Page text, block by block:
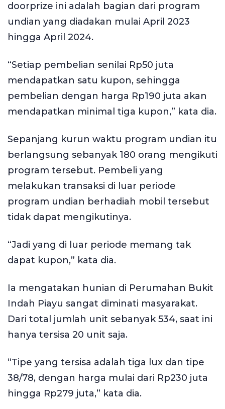
doorprize ini adalah bagian dari program
undian yang diadakan mulai April 2023
hingga April 2024.
“Setiap pembelian senilai Rp50 juta
mendapatkan satu kupon, sehingga
pembelian dengan harga Rp190 juta akan
mendapatkan minimal tiga kupon,” kata dia.
Sepanjang kurun waktu program undian itu
berlangsung sebanyak 180 orang mengikuti
program tersebut. Pembeli yang
melakukan transaksi di luar periode
program undian berhadiah mobil tersebut
tidak dapat mengikutinya.
“Jadi yang di luar periode memang tak
dapat kupon,” kata dia.
Ia mengatakan hunian di Perumahan Bukit
Indah Piayu sangat diminati masyarakat.
Dari total jumlah unit sebanyak 534, saat ini
hanya tersisa 20 unit saja.
“Tipe yang tersisa adalah tiga lux dan tipe
38/78, dengan harga mulai dari Rp230 juta
hingga Rp279 juta,” kata dia.